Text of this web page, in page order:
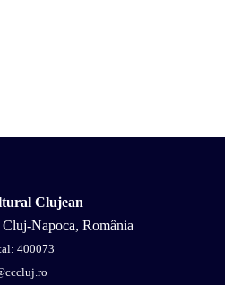
Clujean
Napoca, România
400073